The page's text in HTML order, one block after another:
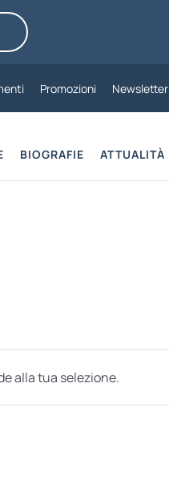
Promozioni Newsletter
BIOGRAFIE ATTUALITÀ
alla tua selezione.